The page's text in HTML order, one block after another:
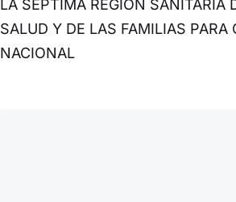
LA SÉPTIMA REGIÓN SANITARIA
SALUD Y DE LAS FAMILIAS
NACIONAL